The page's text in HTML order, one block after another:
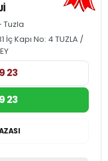
İç Kapı No: 4 TUZLA /
23
23